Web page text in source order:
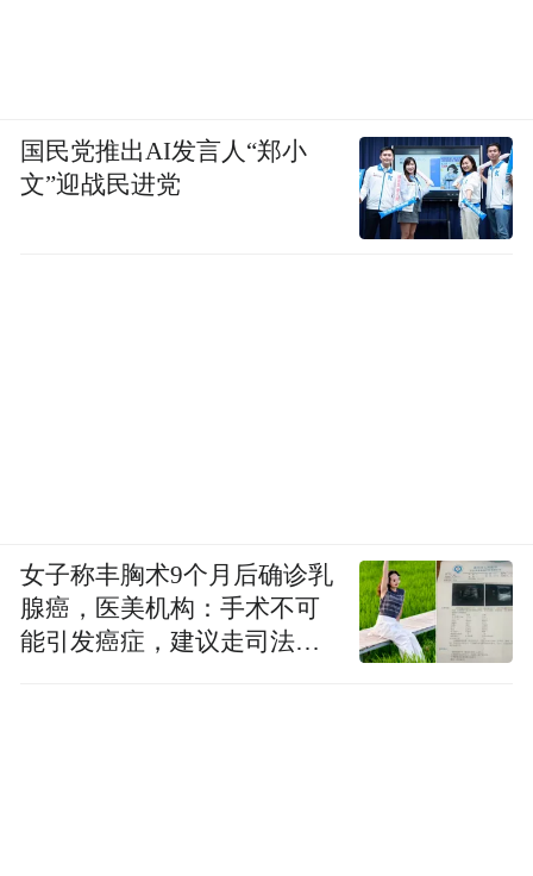
国民党推出AI发言人“郑小
文”迎战民进党
女子称丰胸术9个月后确诊乳
腺癌，医美机构：手术不可
能引发癌症，建议走司法途